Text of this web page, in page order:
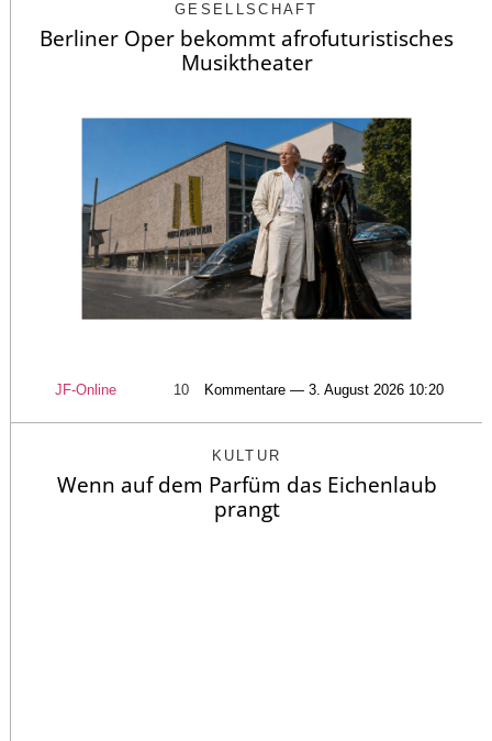
GESELLSCHAFT
Berliner Oper bekommt afrofuturistisches
Musiktheater
JF-Online 10 Kommentare — 3. August 2026 10:20
KULTUR
Wenn auf dem Parfüm das Eichenlaub
prangt